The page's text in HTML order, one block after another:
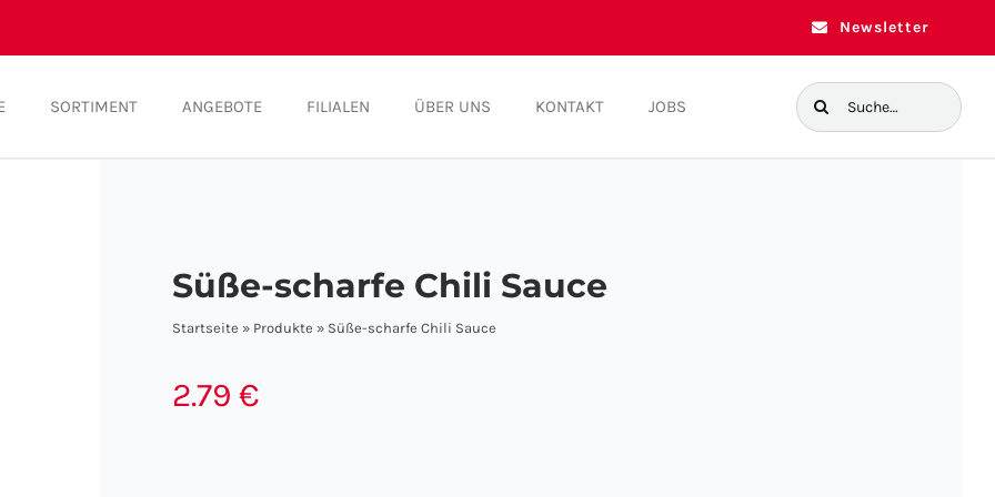
Newsletter
SORTIMENT ANGEBOTE FILIALEN ÜBER UNS KONTAKT JOBS
Suche
nach:
Süße-scharfe Chili Sauce
Startseite » Produkte » Süße-scharfe Chili Sauce
2.79 €